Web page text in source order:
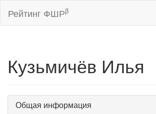
Рейтинг ФШРβ
Кузьмичёв Илья
Общая информация